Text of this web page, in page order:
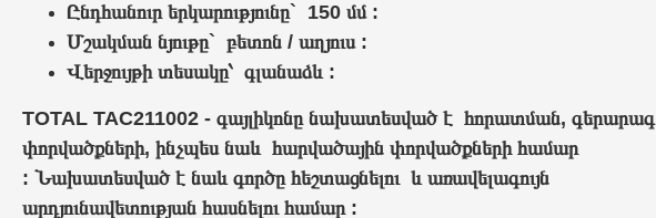
Ընդհանուր երկարությունը` 150 մմ :
Մշակման նյութը` բետոն / աղյուս :
Վերջույթի տեսակը՝ գլանաձև :
TOTAL TAC211002 - գայլիկոնը նախատեսված է հորատման, գերարագ
փորվածքների, ինչպես նաև հարվածային փորվածքների համար
: Նախատեսված է նաև գործը հեշտացնելու և առավելագույն
արդյունավետության հասնելու համար :